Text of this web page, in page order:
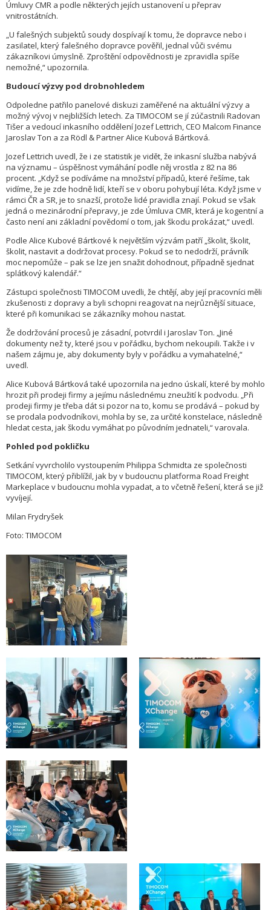
Úmluvy CMR a podle některých jejích ustanovení u přeprav
vnitrostátních.
„U falešných subjektů soudy dospívají k tomu, že dopravce nebo i
zasilatel, který falešného dopravce pověřil, jednal vůči svému
zákazníkovi úmyslně. Zproštění odpovědnosti je zpravidla spíše
nemožné,“ upozornila.
Budoucí výzvy pod drobnohledem
Odpoledne patřilo panelové diskuzi zaměřené na aktuální výzvy a
možný vývoj v nejbližších letech. Za TIMOCOM se jí zúčastnili Radovan
Tišer a vedoucí inkasního oddělení Jozef Lettrich, CEO Malcom Finance
Jaroslav Ton a za Rödl & Partner Alice Kubová Bártková.
Jozef Lettrich uvedl, že i ze statistik je vidět, že inkasní služba nabývá
na významu – úspěšnost vymáhání podle něj vrostla z 82 na 86
procent. „Když se podíváme na množství případů, které řešíme, tak
vidíme, že je zde hodně lidí, kteří se v oboru pohybují léta. Když jsme v
rámci ČR a SR, je to snazší, protože lidé pravidla znají. Pokud se však
jedná o mezinárodní přepravy, je zde Úmluva CMR, která je kogentní a
často není ani základní povědomí o tom, jak škodu prokázat,“ uvedl.
Podle Alice Kubové Bártkové k největším výzvám patří „školit, školit,
školit, nastavit a dodržovat procesy. Pokud se to nedodrží, právník
moc nepomůže – pak se lze jen snažit dohodnout, případně sjednat
splátkový kalendář.“
Zástupci společnosti TIMOCOM uvedli, že chtějí, aby její pracovníci měli
zkušenosti z dopravy a byli schopni reagovat na nejrůznější situace,
které při komunikaci se zákazníky mohou nastat.
Že dodržování procesů je zásadní, potvrdil i Jaroslav Ton. „Jiné
dokumenty než ty, které jsou v pořádku, bychom nekoupili. Takže i v
našem zájmu je, aby dokumenty byly v pořádku a vymahatelné,“
uvedl.
Alice Kubová Bártková také upozornila na jedno úskalí, které by mohlo
hrozit při prodeji firmy a jejímu následnému zneužití k podvodu. „Při
prodeji firmy je třeba dát si pozor na to, komu se prodává – pokud by
se prodala podvodníkovi, mohla by se, za určité konstelace, následně
hledat cesta, jak škodu vymáhat po původním jednateli,“ varovala.
Pohled pod pokličku
Setkání vyvrcholilo vystoupením Philippa Schmidta ze společnosti
TIMOCOM, který přiblížil, jak by v budoucnu platforma Road Freight
Markeplace v budoucnu mohla vypadat, a to včetně řešení, která se již
vyvíjejí.
Milan Frydryšek
Foto: TIMOCOM